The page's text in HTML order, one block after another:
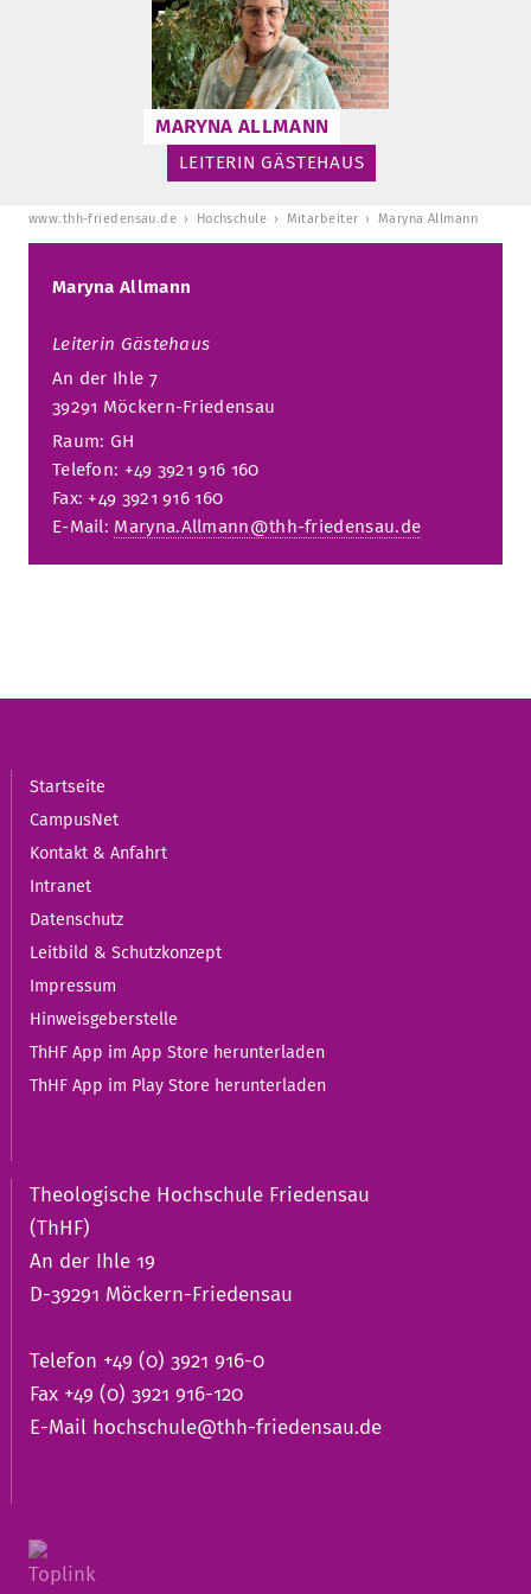
STUDIERENDENPORTAL
REGION UND FREIZEIT
LEITUNG & MITARBEITENDE
FRIEDENSAU-MEDIA
PRESSE­INFORMATIONEN
MARYNA ALLMANN
LEITERIN GÄSTEHAUS
www.thh-friedensau.de Hochschule Mitarbeiter Maryna Allmann
Maryna Allmann
Leiterin Gästehaus
An der Ihle 7
39291 Möckern-Friedensau
Raum: GH
Telefon: +49 3921 916 160
Fax: +49 3921 916 160
E-Mail: Maryna.Allmann@thh-friedensau.de
Startseite
CampusNet
Kontakt & Anfahrt
Intranet
Datenschutz
Leitbild & Schutzkonzept
Impressum
Hinweisgeberstelle
ThHF App im App Store herunterladen
ThHF App im Play Store herunterladen
Theologische Hochschule Friedensau
(ThHF)
An der Ihle 19
D-39291 Möckern-Friedensau
Telefon +49 (0) 3921 916-0
Fax +49 (0) 3921 916-120
E-Mail hochschule@thh-friedensau.de